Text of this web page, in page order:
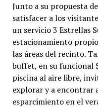
Junto a su propuesta
satisfacer a los
un servicio 3 Estrellas
estacionamiento
las áreas del recinto.
buffet, en su funcional
piscina al aire libre,
explorar y a encontrar
esparcimiento en el